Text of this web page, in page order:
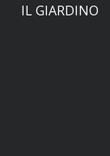
IL GIARDINO